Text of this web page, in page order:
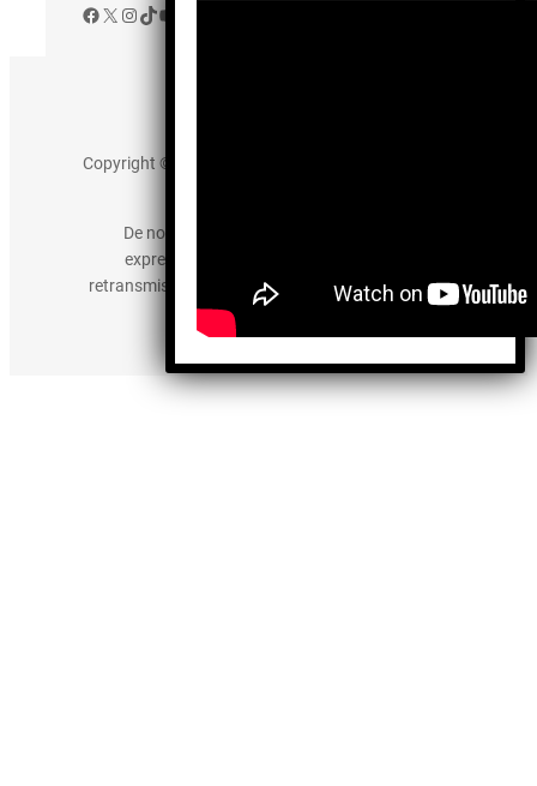
Facebook
X Instagram
TikTok
YouTube
Copyright © 2025 somos-hermanos.mx. Todos los
De no existir previa autorización, queda
expresamente prohibida la publicación,
retransmisión, edición y cualquier otro uso de los
contenidos.